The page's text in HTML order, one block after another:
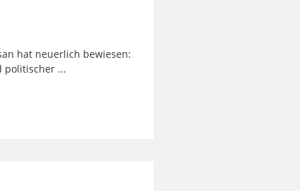
hat neuerlich bewiesen:
politischer ...